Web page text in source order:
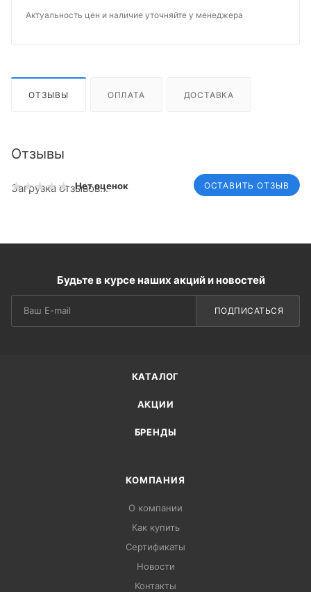
Актуальность цен и наличие уточняйте у менеджера
ОТЗЫВЫ ОПЛАТА ДОСТАВКА
Отзывы
Нет оценок ОСТАВИТЬ ОТЗЫВ
Загрузка отзывов...
Будьте в курсе наших акций и новостей
ПОДПИСАТЬСЯ
КАТАЛОГ
АКЦИИ
БРЕНДЫ
КОМПАНИЯ
О компании
Как купить
Сертификаты
Новости
Контакты